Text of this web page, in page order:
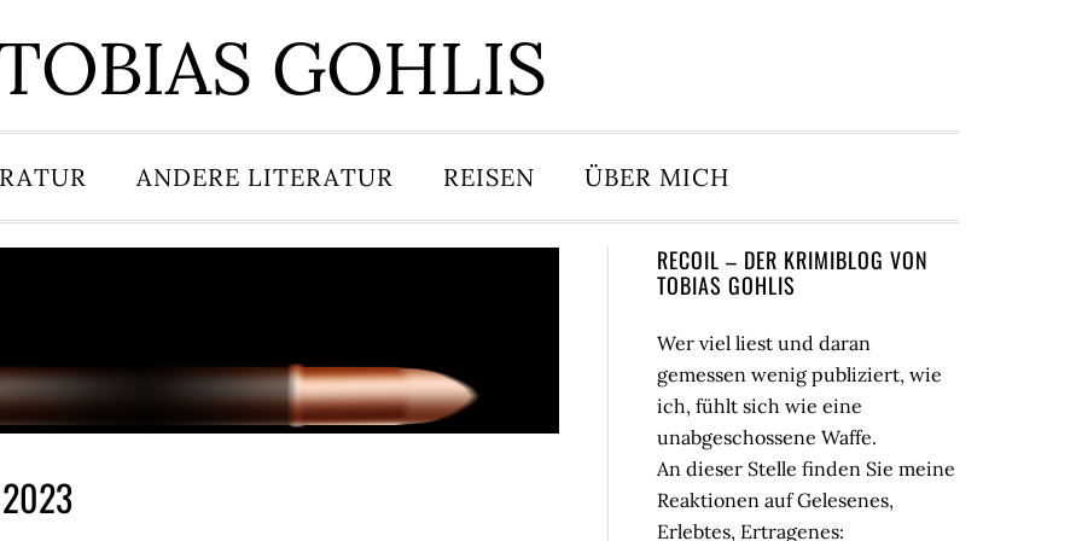
GOHLIS
ANDERE LITERATUR REISEN ÜBER MICH
Seitenspalte
RECOIL – DER KRIMIBLOG VON
TOBIAS GOHLIS
Wer viel liest und daran
gemessen wenig publiziert, wie
ich, fühlt sich wie eine
unabgeschossene Waffe.
An dieser Stelle finden Sie meine
Reaktionen auf Gelesenes,
Erlebtes, Ertragenes: